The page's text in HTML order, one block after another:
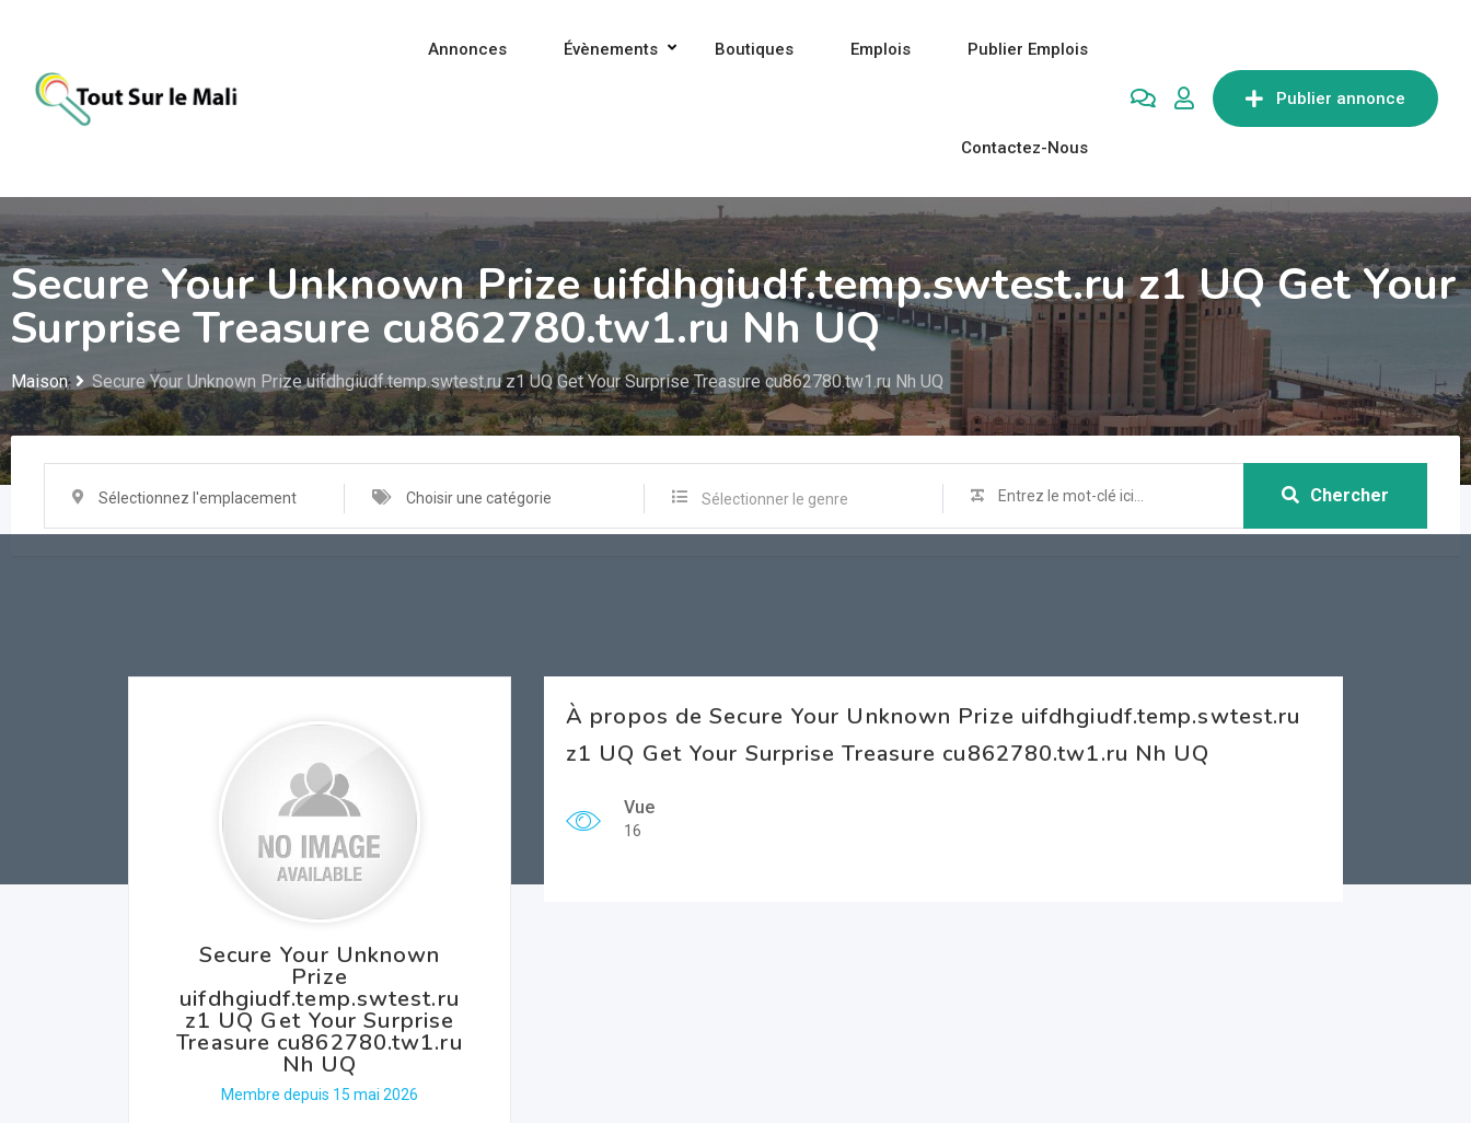
contenu
Publier annonce
Annonces Évènements Boutiques Emplois Publier Emplois
Contactez-Nous
Secure Your Unknown Prize uifdhgiudf.temp.swtest.ru z1 UQ Get Your
Surprise Treasure cu862780.tw1.ru Nh UQ
Maison Secure Your Unknown Prize uifdhgiudf.temp.swtest.ru z1 UQ Get Your Surprise Treasure cu862780.tw1.ru Nh UQ
Sélectionnez l'emplacement Choisir une catégorie Sélectionner le genre Chercher
Secure Your Unknown
Prize
uifdhgiudf.temp.swtest.ru
z1 UQ Get Your Surprise
Treasure cu862780.tw1.ru
Nh UQ
Membre depuis 15 mai 2026
À propos de Secure Your Unknown Prize uifdhgiudf.temp.swtest.ru
z1 UQ Get Your Surprise Treasure cu862780.tw1.ru Nh UQ
Vue
16